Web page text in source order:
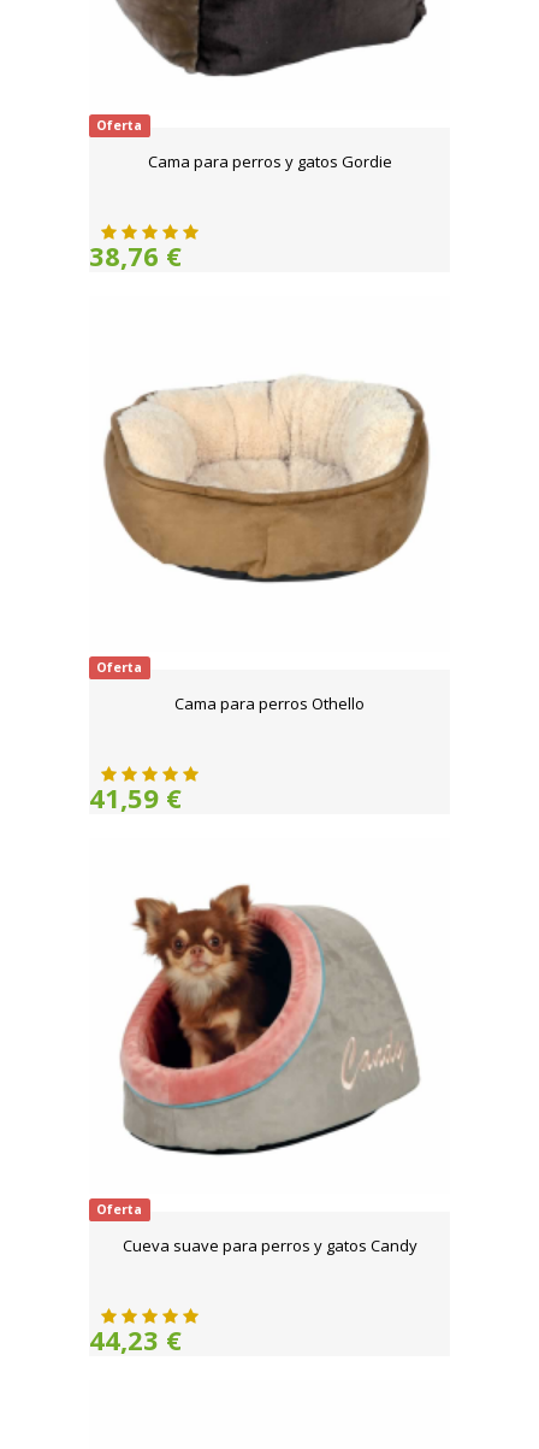
Oferta
Cama para perros y gatos Gordie
38,76 €
Oferta
Cama para perros Othello
41,59 €
Oferta
Cueva suave para perros y gatos Candy
44,23 €